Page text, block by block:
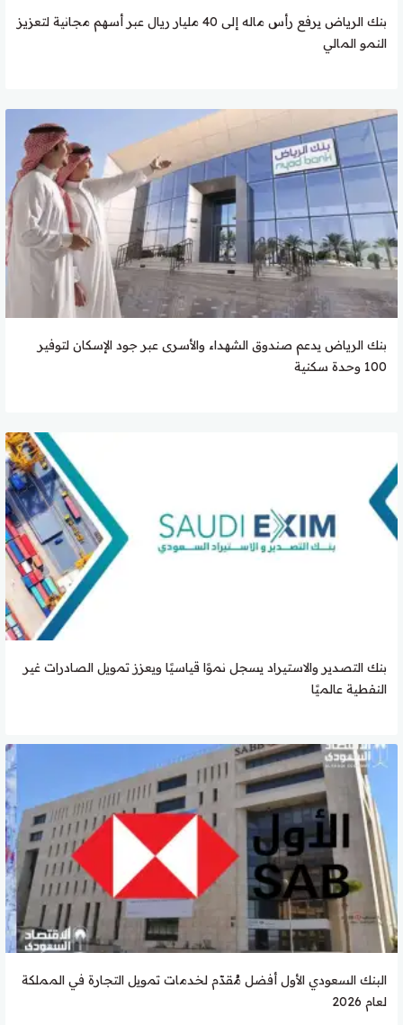
بنك الرياض يرفع رأس ماله إلى 40 مليار ريال عبر أسهم مجانية لتعزيز
النمو المالي
بنك الرياض يدعم صندوق الشهداء والأسرى عبر جود الإسكان لتوفير
100 وحدة سكنية
بنك التصدير والاستيراد يسجل نموًا قياسيًا ويعزز تمويل الصادرات غير
النفطية عالميًا
البنك السعودي الأول أفضل مُقدّم لخدمات تمويل التجارة في المملكة
لعام 2026